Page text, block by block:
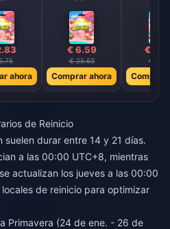
ahora
€ 6.59
€ 25.63
Comprar ahora
€
€
Comprar
de Reinicio
durar entre 14 y 21 días.
a las 00:00 UTC+8, mientras
actualizan los jueves a las 00:00
de reinicio para optimizar
Primavera (24 de ene. - 26 de